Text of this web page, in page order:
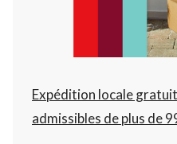
Expédition locale
admissibles de plus de